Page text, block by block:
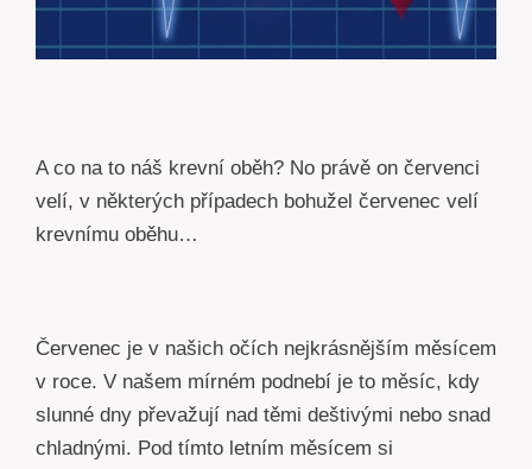
A co na to náš krevní oběh? No právě on červenci
velí, v některých případech bohužel červenec velí
krevnímu oběhu…
Červenec je v našich očích nejkrásnějším měsícem
v roce. V našem mírném podnebí je to měsíc, kdy
slunné dny převažují nad těmi deštivými nebo snad
chladnými. Pod tímto letním měsícem si